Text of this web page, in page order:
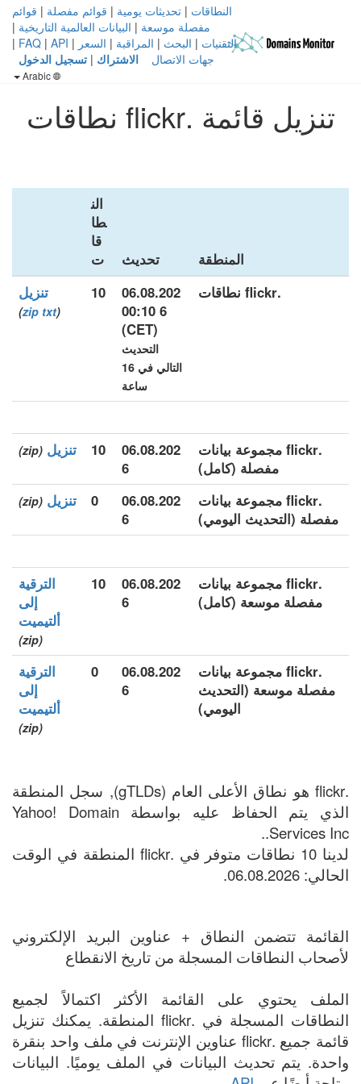
النطاقات | تحديثات يومية | قوائم مفصلة | قوائم
مفصلة موسعة | البيانات العالمية التاريخية |
التقنيات | البحث | المراقبة | السعر |
FAQ | API
|
جهات الاتصال
الاشتراك | تسجيل الدخول
تنزيل قائمة .flickr نطاقات
المنطقة تحديث
الن
طا
قا
ت
.flickr نطاقات
06.08.202
6 00:10
(CET)
التحديث
التالي في 16
ساعة
10 تنزيل
(
zip txt
)
.flickr مجموعة بيانات
مفصلة (كامل)
06.08.202
6
10 تنزيل (zip)
.flickr مجموعة بيانات
مفصلة (التحديث اليومي)
06.08.202
6
0 تنزيل (zip)
.flickr مجموعة بيانات
مفصلة موسعة (كامل)
06.08.202
6
10
الترقية
إلى
ألتيميت
(zip)
.flickr مجموعة بيانات
مفصلة موسعة (التحديث
اليومي)
06.08.202
6
0
الترقية
إلى
ألتيميت
(zip)
.flickr هو نطاق الأعلى العام (gTLDs), سجل المنطقة
الذي يتم الحفاظ عليه بواسطة Yahoo! Domain
Services Inc..
لدينا 10 نطاقات متوفر في .flickr المنطقة في الوقت
الحالي: 06.08.2026.
القائمة تتضمن النطاق + عناوين البريد الإلكتروني
لأصحاب النطاقات المسجلة من تاريخ الانقطاع
الملف يحتوي على القائمة الأكثر اكتمالاً لجميع
النطاقات المسجلة في .flickr المنطقة. يمكنك تنزيل
قائمة جميع .flickr عناوين الإنترنت في ملف واحد بنقرة
واحدة. يتم تحديث البيانات في الملف يوميًا. البيانات